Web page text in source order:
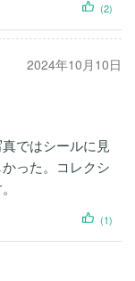
(2)
2024年10月10日
ではシールに見
った。コレクシ
(1)